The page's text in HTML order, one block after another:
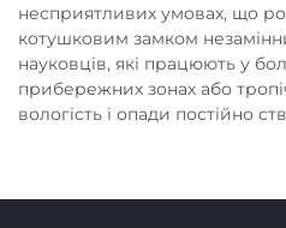
несприятливих умовах, що
котушковим замком
науковців, які працюють у
прибережних зонах або
вологість і опади постійно